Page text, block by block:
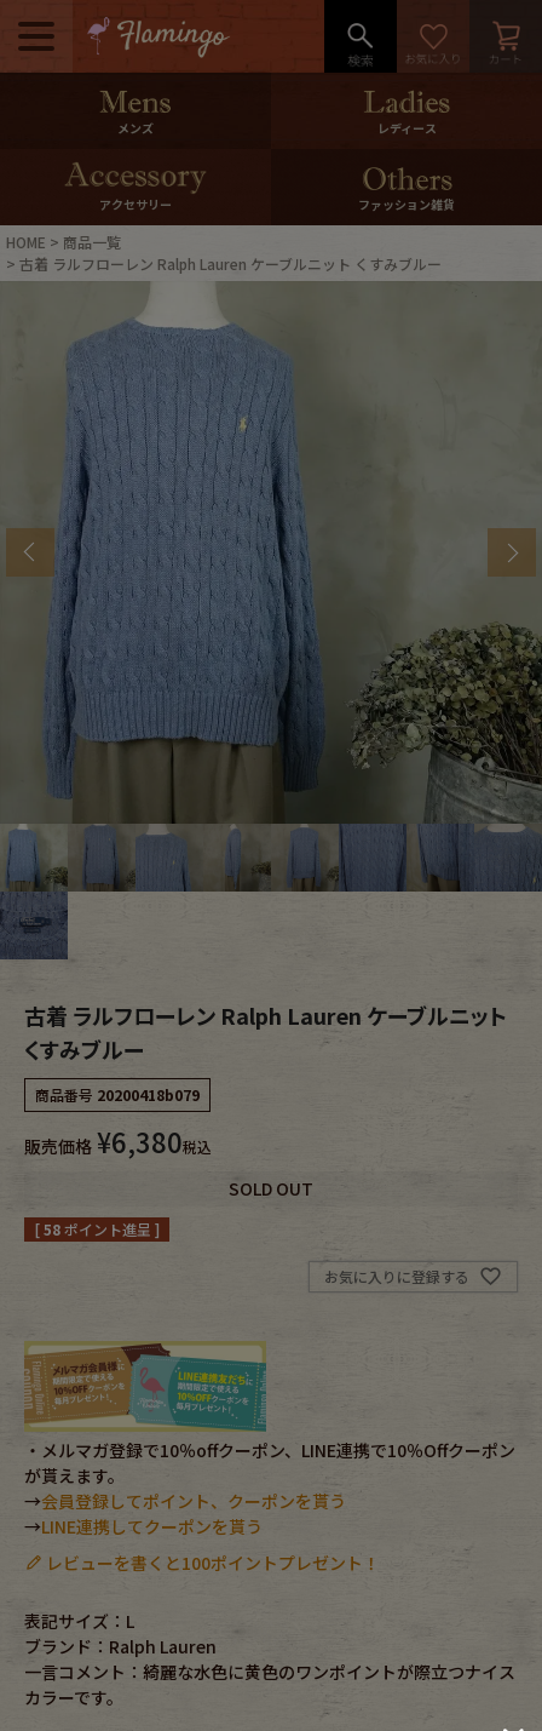
メニュー
500pt＆10％Offクーポンプレゼン
10％0ffクーポンプレゼント
ログイン・会員登録 LINE ID連携
お気に入り
ご利用ガイド
店舗紹介
ブランドから探す
年代から探す
メンズ商品カテゴリーから探す
Tops
Bottoms Fafatt
Tops Bottoms
Outer
Fafatt
小物・アクセサリーから探す
Cap
Bag
Accessory
Belt
Keyring
メンズ レディース
アクセサリー ファッション雑貨
HOME
商品一覧
古着 ラルフローレン Ralph Lauren ケーブルニット くすみブルー
古着 ラルフローレン Ralph Lauren ケーブルニット
くすみブルー
商品番号 20200418b079
販売価格 ¥6,380税込
SOLD OUT
[58ポイント進呈 ]
お気に入りに登録する
・メルマガ登録で10％offクーポン、LINE連携で10％Offクーポン
が貰えます。
→会員登録してポイント、クーポンを貰う
→LINE連携してクーポンを貰う
レビューを書くと100ポイントプレゼント！
表記サイズ：L
ブランド：Ralph Lauren
一言コメント：綺麗な水色に黄色のワンポイントが際立つナイス
カラーです。